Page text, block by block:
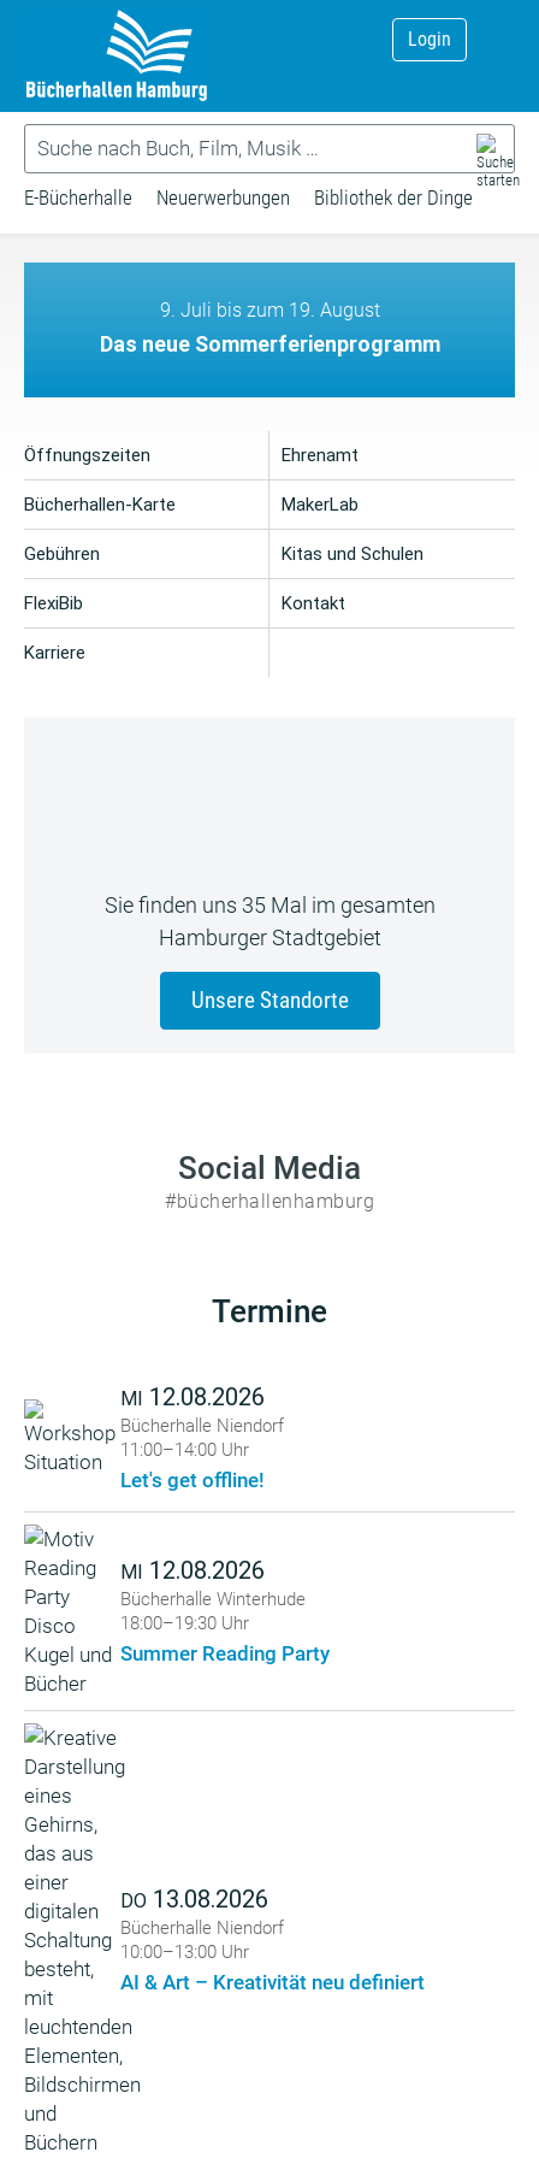
Login
E-Bücherhalle Neuerwerbungen Bibliothek der Dinge
9. Juli bis zum 19. August
Das neue Sommerferienprogramm
Öffnungszeiten
Bücherhallen-Karte
Gebühren
FlexiBib
Karriere
Ehrenamt
MakerLab
Kitas und Schulen
Kontakt
Sie finden uns 35 Mal im gesamten
Hamburger Stadtgebiet
Unsere Standorte
Social Media
#bücherhallenhamburg
Termine
MI 12.08.2026
Bücherhalle Niendorf
11:00–14:00 Uhr
Let's get offline!
MI 12.08.2026
Bücherhalle Winterhude
18:00–19:30 Uhr
Summer Reading Party
DO 13.08.2026
Bücherhalle Niendorf
10:00–13:00 Uhr
AI & Art – Kreativität neu definiert